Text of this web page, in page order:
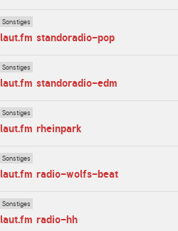
Sonstiges
laut.fm standoradio-pop
Sonstiges
laut.fm standoradio-edm
Sonstiges
laut.fm rheinpark
Sonstiges
laut.fm radio-wolfs-beat
Sonstiges
laut.fm radio-hh